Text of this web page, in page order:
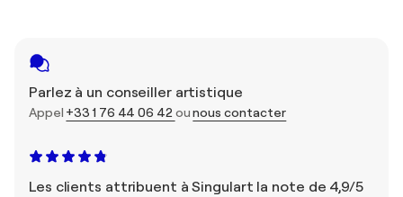
Parlez à un conseiller artistique
Appel +33 1 76 44 06 42ounous contacter
Les clients attribuent à Singulart la note de 4,9/5